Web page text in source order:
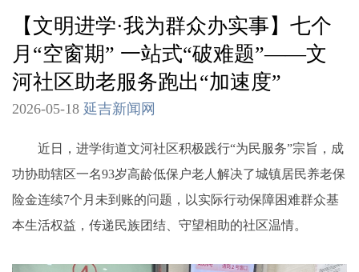
【文明进学·我为群众办实事】七个
月“空窗期” 一站式“破难题”——文
河社区助老服务跑出“加速度”
2026-05-18 延吉新闻网
近日，进学街道文河社区积极践行“为民服务”宗旨，成
功协助辖区一名93岁高龄低保户老人解决了城镇居民养老保
险金连续7个月未到账的问题，以实际行动保障困难群众基
本生活权益，传递民族团结、守望相助的社区温情。